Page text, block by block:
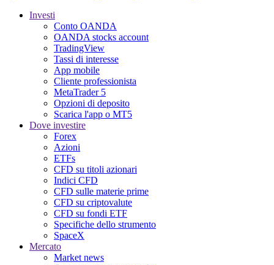
Investi
Conto OANDA
OANDA stocks account
TradingView
Tassi di interesse
App mobile
Cliente professionista
MetaTrader 5
Opzioni di deposito
Scarica l'app o MT5
Dove investire
Forex
Azioni
ETFs
CFD su titoli azionari
Indici CFD
CFD sulle materie prime
CFD su criptovalute
CFD su fondi ETF
Specifiche dello strumento
SpaceX
Mercato
Market news